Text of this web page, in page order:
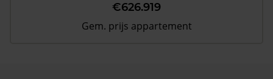
€626.919
Gem. prijs appartement